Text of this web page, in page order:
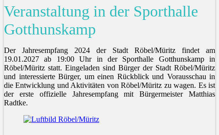
Veranstaltung in der Sporthalle
Gotthunskamp
Der Jahresempfang 2024 der Stadt Röbel/Müritz findet am
19.01.2027 ab 19:00 Uhr in der Sporthalle Gotthunskamp in
Röbel/Müritz statt. Eingeladen sind Bürger der Stadt Röbel/Müritz
und interessierte Bürger, um einen Rückblick und Vorausschau in
die Entwicklung und Aktivitäten von Röbel/Müritz zu wagen. Es ist
der erste offizielle Jahresempfang mit Bürgermeister Matthias
Radtke.